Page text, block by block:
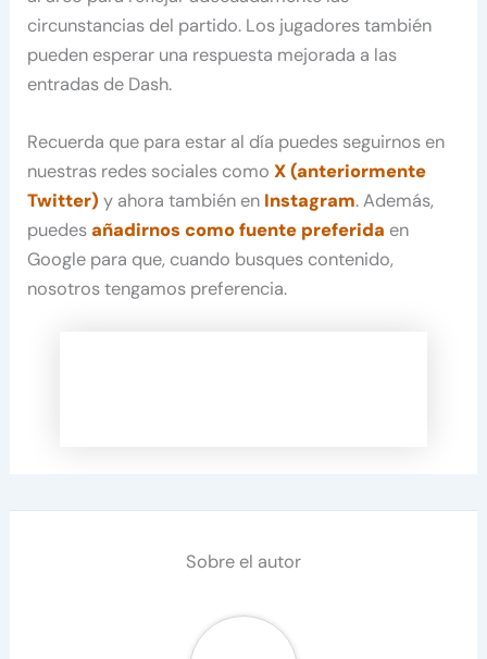
circunstancias del partido. Los jugadores también
pueden esperar una respuesta mejorada a las
entradas de Dash.
Recuerda que para estar al día puedes seguirnos en
nuestras redes sociales comoX (anteriormente
Twitter) y ahora también en Instagram. Además,
puedesañadirnos como fuente preferida en
Google para que, cuando busques contenido,
nosotros tengamos preferencia.
Sobre el autor